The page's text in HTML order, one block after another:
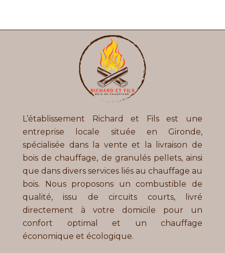
L’établissement Richard et Filsest une
entreprise locale située en Gironde,
spécialisée dans la vente et la livraison de
bois de chauffage, de granulés pellets, ainsi
que dans divers services liés au chauffage au
bois. Nous proposons un combustible de
qualité, issu de circuits courts, livré
directement à votre domicile pour un
confort optimal et un chauffage
économique et écologique.